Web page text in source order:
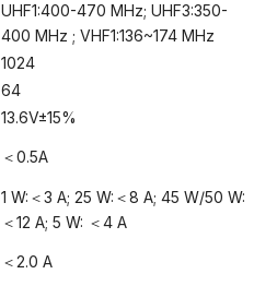
UHF1:400-470 MHz; UHF3:350-
400 MHz ; VHF1:136~174 MHz
1024
64
13.6V±15%
＜0.5A
1 W:＜3 A; 25 W:＜8 A; 45 W/50 W:
＜12 A; 5 W: ＜4 A
＜2.0 A